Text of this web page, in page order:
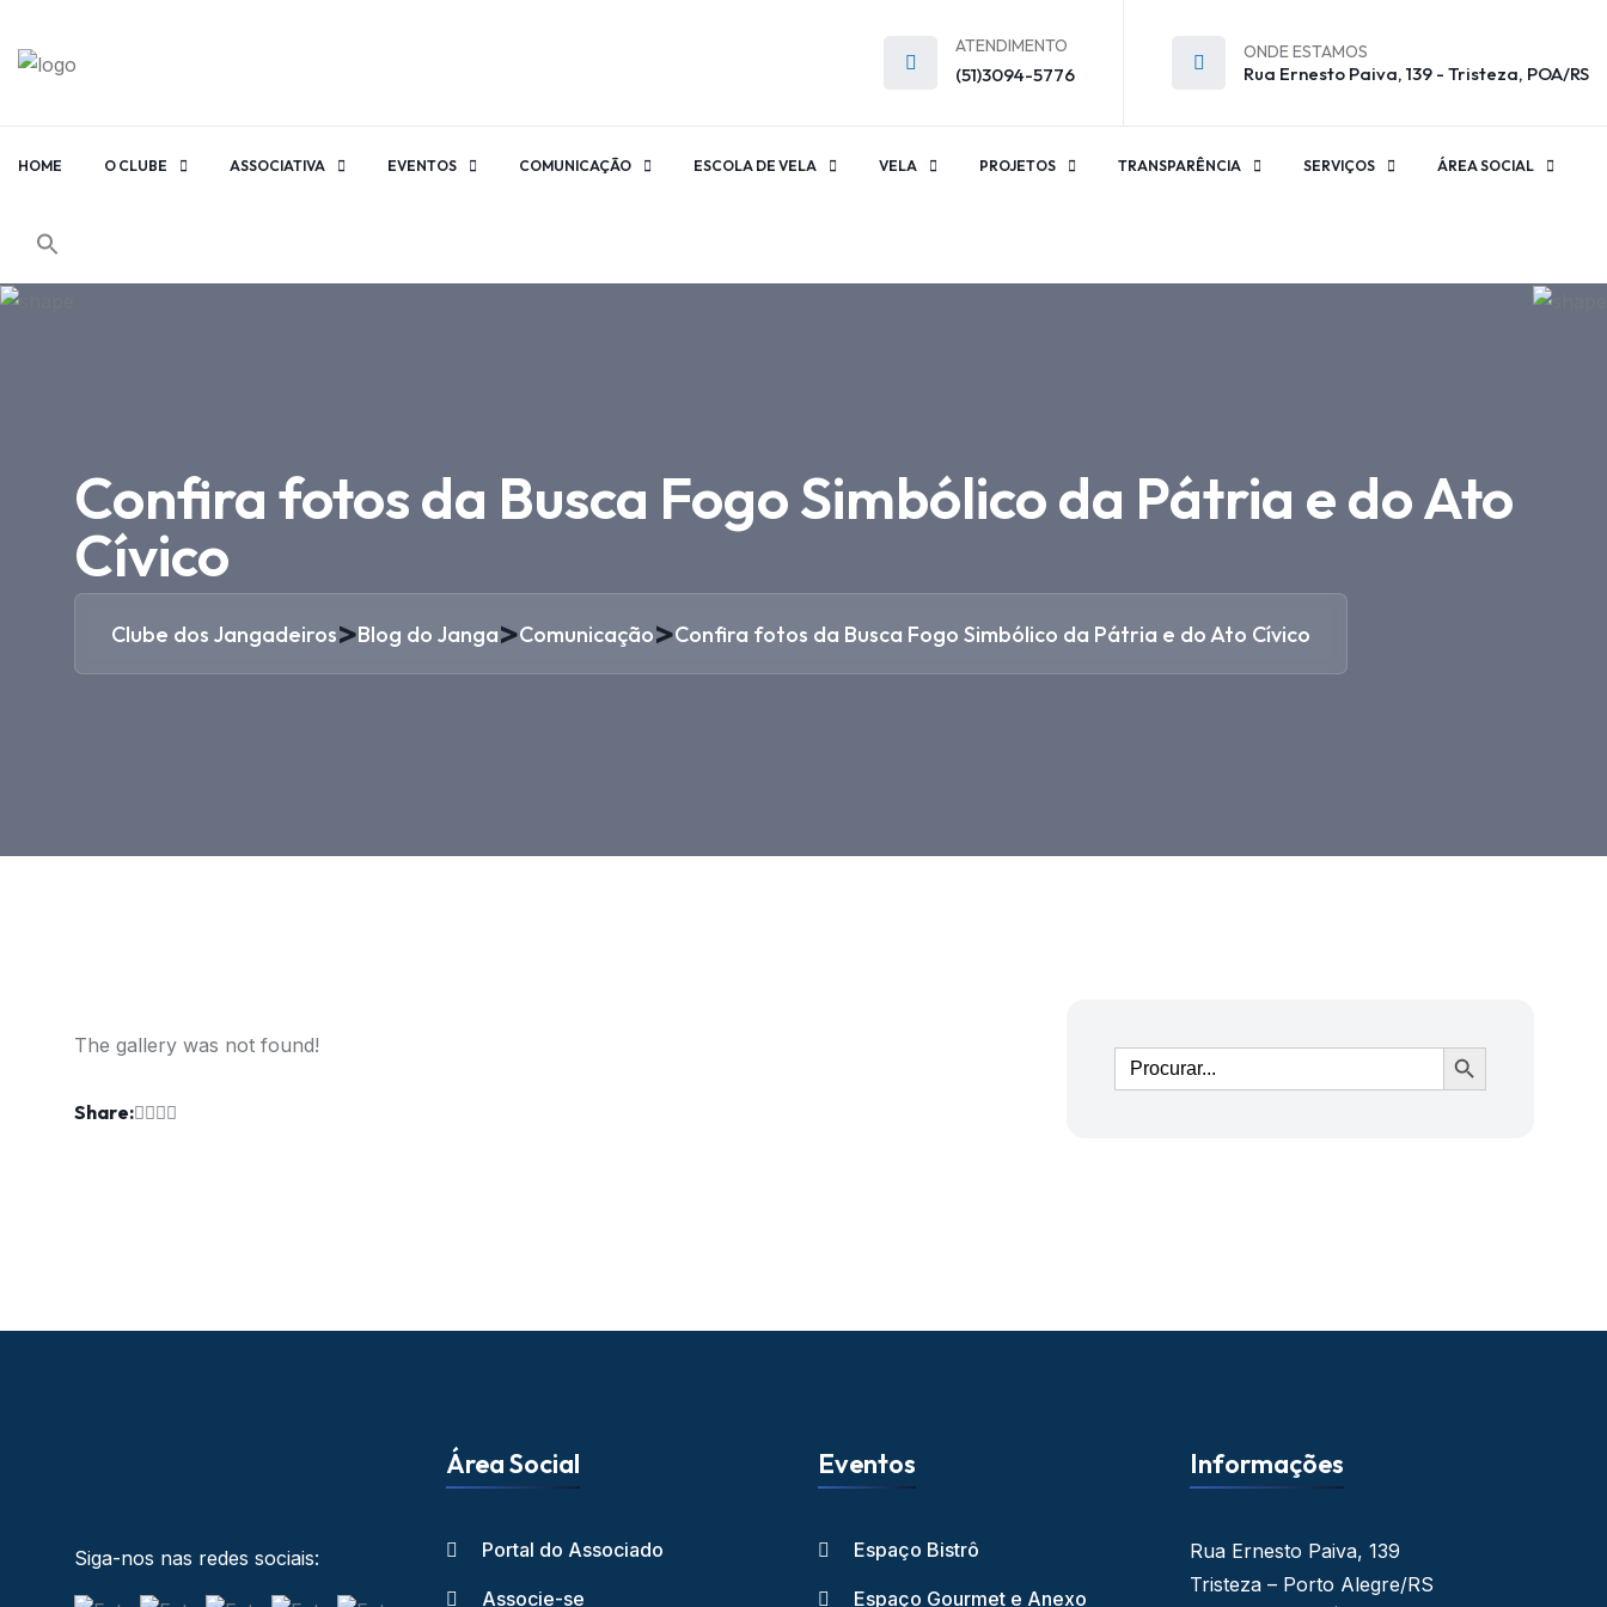
ATENDIMENTO
(51)3094-5776
ONDE ESTAMOS
Rua Ernesto Paiva, 139 - Tristeza, POA/RS
HOME O CLUBE ASSOCIATIVA EVENTOS COMUNICAÇÃO ESCOLA DE VELA VELA PROJETOS TRANSPARÊNCIA SERVIÇOS ÁREA SOCIAL
Confira fotos da Busca Fogo Simbólico da Pátria e do Ato
Cívico
Clube dos Jangadeiros>Blog do Janga>Comunicação>Confira fotos da Busca Fogo Simbólico da Pátria e do Ato Cívico
The gallery was not found!
Share:
Ir
Siga-nos nas redes sociais:
Área Social
Portal do Associado
Associe-se
Eventos
Espaço Bistrô
Espaço Gourmet e Anexo
Informações
Rua Ernesto Paiva, 139
Tristeza – Porto Alegre/RS